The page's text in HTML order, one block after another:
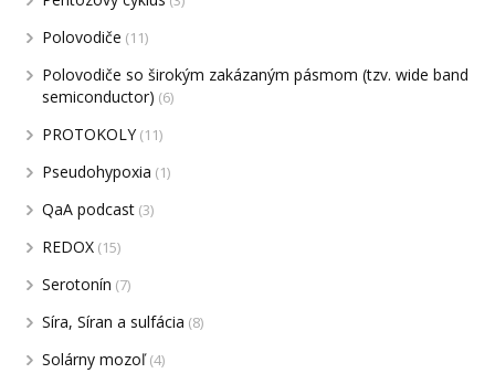
Polovodiče (11)
Polovodiče so širokým zakázaným pásmom (tzv. wide band
semiconductor) (6)
PROTOKOLY(11)
Pseudohypoxia (1)
QaA podcast (3)
REDOX (15)
Serotonín (7)
Síra, Síran a sulfácia (8)
Solárny mozoľ(4)